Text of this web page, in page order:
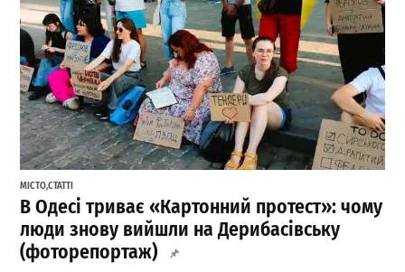
МІСТО,СТАТТІ
В Одесі триває «Картонний протест»: чому
люди знову вийшли на Дерибасівську
(фоторепортаж)